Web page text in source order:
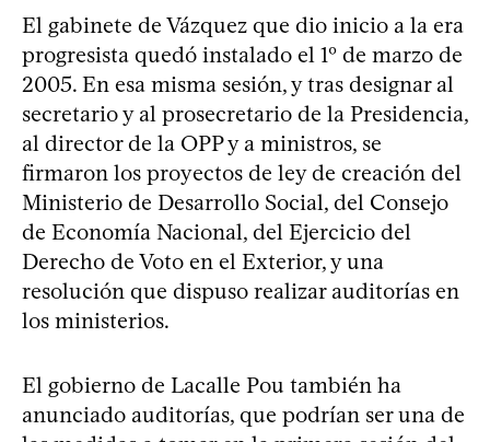
El gabinete de Vázquez que dio inicio a la era
progresista quedó instalado el 1º de marzo de
2005. En esa misma sesión, y tras designar al
secretario y al prosecretario de la Presidencia,
al director de la OPP y a ministros, se
firmaron los proyectos de ley de creación del
Ministerio de Desarrollo Social, del Consejo
de Economía Nacional, del Ejercicio del
Derecho de Voto en el Exterior, y una
resolución que dispuso realizar auditorías en
los ministerios.
El gobierno de Lacalle Pou también ha
anunciado auditorías, que podrían ser una de